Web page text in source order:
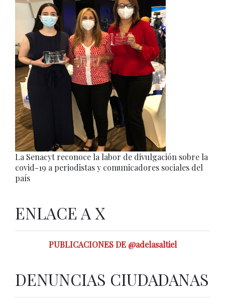
La Senacyt reconoce la labor de divulgación sobre la
covid-19 a periodistas y comunicadores sociales del
país
ENLACE A X
PUBLICACIONES DE @adelasaltiel
DENUNCIAS CIUDADANAS